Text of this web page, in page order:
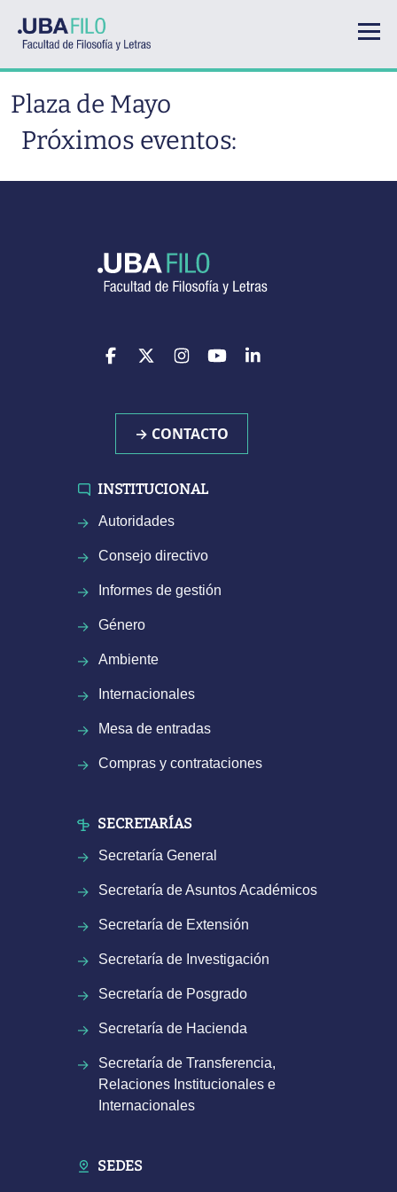
Plaza de Mayo
Próximos eventos:
→ CONTACTO
INSTITUCIONAL
Autoridades
Consejo directivo
Informes de gestión
Género
Ambiente
Internacionales
Mesa de entradas
Compras y contrataciones
SECRETARÍAS
Secretaría General
Secretaría de Asuntos Académicos
Secretaría de Extensión
Secretaría de Investigación
Secretaría de Posgrado
Secretaría de Hacienda
Secretaría de Transferencia,
Relaciones Institucionales e
Internacionales
SEDES